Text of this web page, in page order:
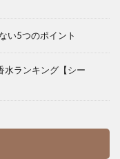
い5つのポイント
水ランキング【シー